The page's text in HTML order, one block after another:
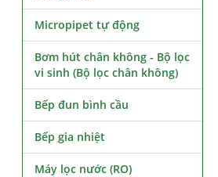
Micropipet tự động
Bơm hút chân không - Bộ lọc
vi sinh (Bộ lọc chân không)
Bếp đun bình cầu
Bếp gia nhiệt
Máy lọc nước (RO)